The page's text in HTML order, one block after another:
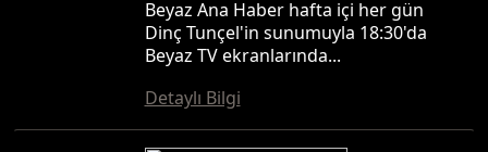
Beyaz Ana Haber hafta içi her gün
Dinç Tunçel'in sunumuyla 18:30'da
Beyaz TV ekranlarında...
Detaylı Bilgi